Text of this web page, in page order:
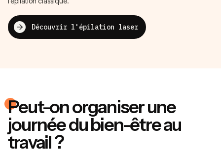
Découvrir l'épilation laser
Peut-on organiser une
journée du bien-être au
travail ?